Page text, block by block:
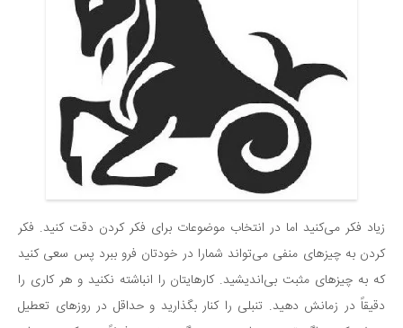
زیاد فکر می‌کنید اما در انتخاب موضوعات برای فکر کردن دقت کنید. فکر
کردن به چیزهای منفی می‌تواند شمارا در خودتان فرو ببرد پس سعی کنید
که به چیزهای مثبت بی‌اندیشید. کارهایتان را انباشته نکنید و هر کاری را
دقیقاً در زمانش دهید. تنبلی را کنار بگذارید و حداقل در روزهای تعطیل